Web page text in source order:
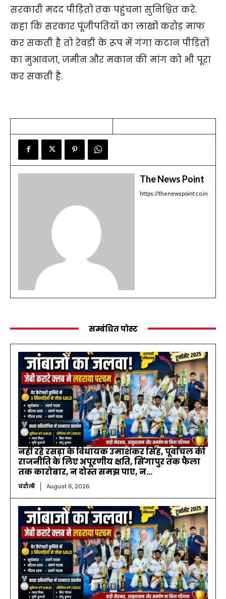
सरकारी मदद पीड़ितों तक पहुंचना सुनिश्चित करे.
कहा कि सरकार पूंजीपतियों का लाखों करोड़ माफ
कर सकती है तो रेवड़ी के रूप में गंगा कटान पीड़ितों
का मुआवजा, जमीन और मकान की मांग को भी पूरा
कर सकती है.
The News Point
https://thenewspoint.co.in
सम्बंधित पोस्ट
नहीं रहे रसड़ा के विधायक उमाशंकर सिंह, पूर्वांचल की
राजनीति के लिए अपूरणीय क्षति, सिंगापुर तक फैला
तक कारोबार, न दोस्त समझ पाए, न...
चंदौली August 6, 2026